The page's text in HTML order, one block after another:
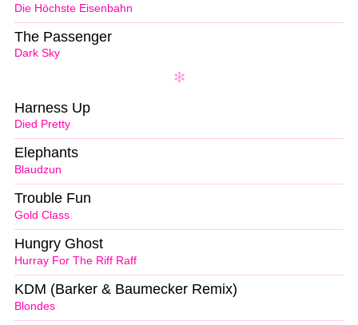
Die Höchste Eisenbahn
Dark Sky
The Passenger
Died Pretty
Harness Up
Blaudzun
Elephants
Gold Class
Trouble Fun
Hurray For The Riff Raff
Hungry Ghost
Blondes
KDM (Barker & Baumecker Remix)